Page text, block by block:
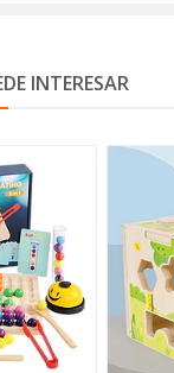
INTERESAR